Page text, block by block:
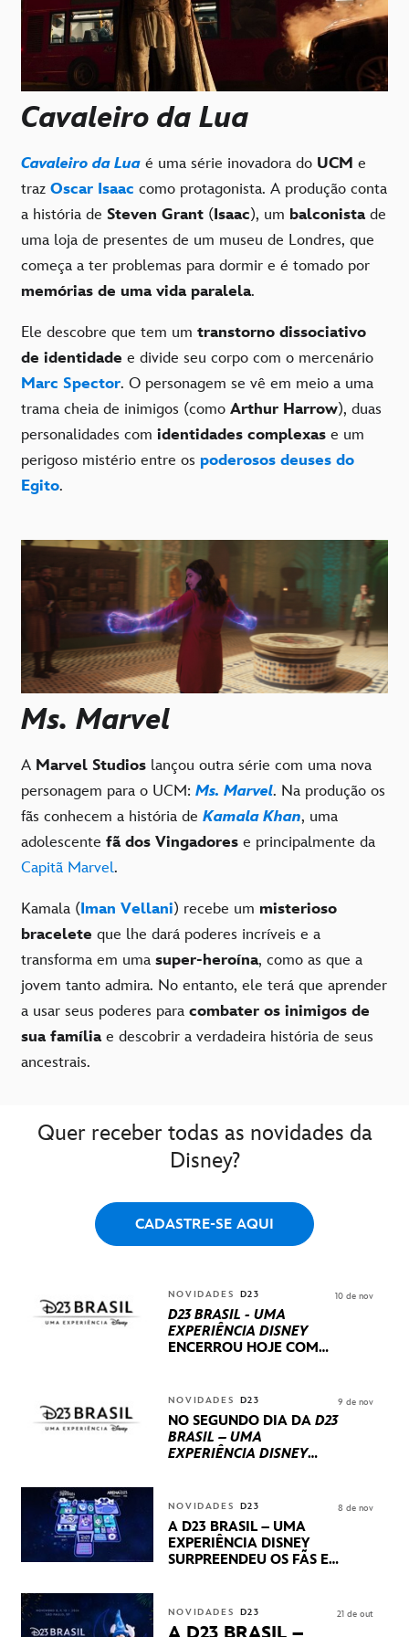
Cavaleiro da Lua
Cavaleiro da Lua é uma série inovadora do UCM e
traz Oscar Isaac como protagonista. A produção conta
a história de Steven Grant (Isaac), um balconistade
uma loja de presentes de um museu de Londres, que
começa a ter problemas para dormir e é tomado por
memórias de uma vida paralela.
Ele descobre que tem um transtorno dissociativo
de identidade e divide seu corpo com o mercenário
Marc Spector. O personagem se vê em meio a uma
trama cheia de inimigos (como Arthur Harrow), duas
personalidades com identidades complexas e um
perigoso mistério entre os poderosos deuses do
Egito.
Ms. Marvel
A Marvel Studios lançou outra série com uma nova
personagem para o UCM: Ms. Marvel. Na produção os
fãs conhecem a história de Kamala Khan, uma
adolescente fã dos Vingadores e principalmente da
Capitã Marvel.
Kamala (Iman Vellani) recebe um misterioso
bracelete que lhe dará poderes incríveis e a
transforma em uma super-heroína, como as que a
jovem tanto admira. No entanto, ele terá que aprender
a usar seus poderes para combater os inimigos de
sua família e descobrir a verdadeira história de seus
ancestrais.
Quer receber todas as novidades da
Disney?
CADASTRE-SE AQUI
NOVIDADES D23
D23 BRASIL - UMA
EXPERIÊNCIA DISNEY
ENCERROU HOJE COM
INTERNACIONAIS E
PRODUÇÕES BRASILEIRAS
10 de nov
NOVIDADES D23
NO SEGUNDO DIA DA D23
BRASIL – UMA
EXPERIÊNCIA DISNEY
STUDIOS REVELARAM
PRÉVIAS E NOVIDADES
DOS SEUS PRÓXIMOS
LANÇAMENTOS
9 de nov
NOVIDADES D23
A D23 BRASIL – UMA
EXPERIÊNCIA DISNEY
SURPREENDEU OS FÃS EM
APRESENTAÇÕES E
PRODUTOS EXCLUSIVOS
8 de nov
NOVIDADES D23 21 de out